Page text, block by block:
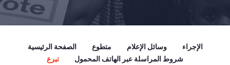
الصفحة الرئيسية متطوع وسائل الإعلام
الإجراء
تبرع
شروط المراسلة عبر الهاتف المحمول